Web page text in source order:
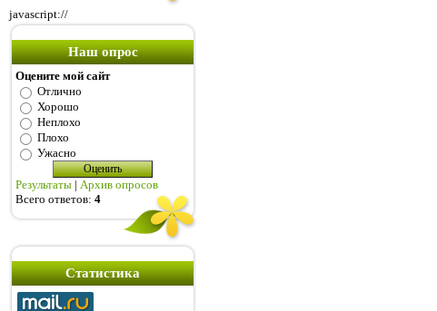
javascript://
Наш опрос
Оцените мой сайт
Отлично
Хорошо
Неплохо
Плохо
Ужасно
Результаты | Архив опросов
Всего ответов: 4
Статистика